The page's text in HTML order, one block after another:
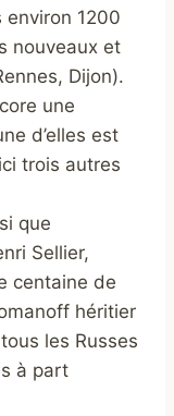
1200
nouveaux et
Dijon).
une
d’elles est
trois autres
que
Sellier,
centaine de
héritier
les Russes
à part